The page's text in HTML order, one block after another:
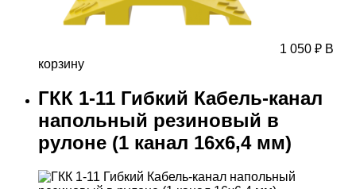
1 050 ₽ В
корзину
ГКК 1-11 Гибкий Кабель-канал
напольный резиновый в
рулоне (1 канал 16х6,4 мм)